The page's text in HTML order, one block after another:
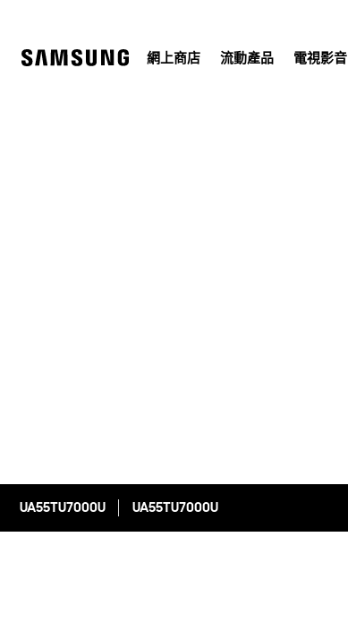
網上商店 流動產品 電視影音
UA55TU7000U UA55TU7000U